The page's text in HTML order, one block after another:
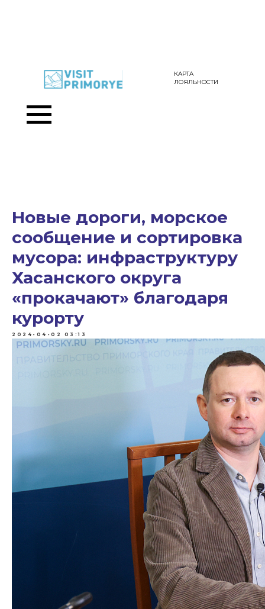
КАРТА
ЛОЯЛЬНОСТИ
Новые дороги, морское
сообщение и сортировка
мусора: инфраструктуру
Хасанского округа
«прокачают» благодаря
курорту
2024-04-02 03:13